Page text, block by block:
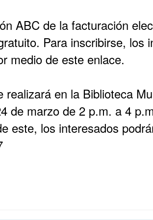
ABC de la facturación
Para inscribirse, los
medio de este enlace.
realizará en la Biblioteca
de marzo de 2 p.m. a 4
este, los interesados